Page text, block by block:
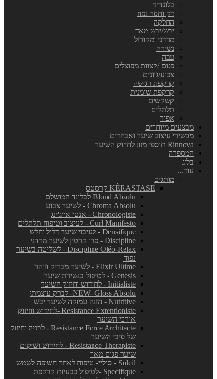
בלונדיני
דק וחסר נפח
החלקה
יבש/יבש מאד
מרדני ומקורזל
נשירה
עבה
פגום /קצוות מפוצלים
צבוע/גוונים
קרקפת רגישה
קרקפת שומנית
קשקשים
תלתלים
אפור
מבצעים מיוחדים
מכשירי עיצוב שיער ואביזרים
Rinnova תוספי מזון לחיזוק השיער
המספרה
בלוג
עוד...
מותגים
KÈRASTASE קרסטס
Blond Absolu-לבלונד המושלם
Chroma Absolu - לשיער צבוע
Chronologiste - אנטי אייג'ינג
Curl Manifesto - לעיצוב וטיפוח תלתלים
Densifique - לעיבוי שיער דליל וחלש
Discipline - פרו קרטין לשיער מרדני
Discipline Oléo-Relax - לשליטה בשיער
נפוח
Elixir Ultime - לשיער מבריק וזוהר
Genesis - לטיפול בנשירת שיער
Initialiste - לחידוש וחיזוק השיער
NEW- Gloss Absolu- לברק עוצמתי
Nutritive - הזנה עמוקה לשיער יבש
Resistance Extentioniste -לחידוש וחיזוק
אורכי השיער
Resistance Force Architecte - לבניה וחיזוק
של סיבי השיער
Resistance Therapiste - לחידוש ושיקום
שיער פגום מאד
Soleil - סוליי- טיפוח לאחר חשיפה לשמש
Specifique -לטיפול בבעיות קרקפת